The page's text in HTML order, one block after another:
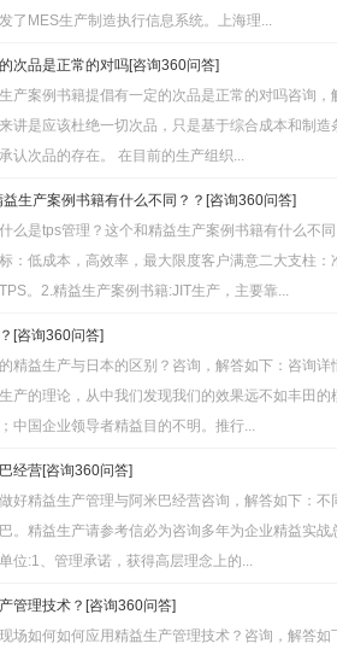
了MES生产制造执行信息系统。上海理...
次品是正常的对吗[咨询360问答]
产案例书籍提倡有一定的次品是正常的对吗咨询
讲是应该杜绝一切次品，只是基于综合成本和制
认次品的存在。 在目前的生产组织...
生产案例书籍有什么不同？？[咨询360问答]
么是tps管理？这个和精益生产案例书籍有什么不
：低成本，高效率，最大限度客户满意二大支柱
。2.精益生产案例书籍:JIT生产，主要靠...
[咨询360问答]
精益生产与日本的区别？咨询，解答如下：咨询
产的理论，从中我们发现我们的效果远不如丰田
中国企业领导者精益目的不明。推行...
经营[咨询360问答]
好精益生产管理与阿米巴经营咨询，解答如下：
。精益生产请参考信必为咨询多年为企业精益实
位:1、管理承诺，获得高层理念上的...
管理技术？[咨询360问答]
场如何如何应用精益生产管理技术？咨询，解答